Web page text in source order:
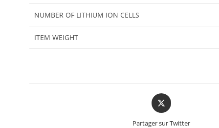
NUMBER OF LITHIUM ION CELLS
ITEM WEIGHT
Partager sur Twitter